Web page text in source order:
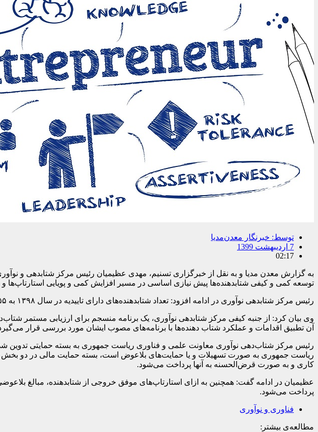
توسط: خبرنگار معدن‌مدیا
7 اردیبهشت 1399
02:17
توسعه کمی و کیفی شتابدهنده‌ها پیش نیازی اساسی در مسیر افزایش کمی و پویایی
رئیس مرکز شتابدهی نوآوری در ادامه افزود: تعداد شتابدهنده‌های دارای تاییدیه در سال ۱۳۹۸ به ۵۵ واحد افزایش یافت و امیدواریم این رقم در سال جاری با رشد بیشتری همراه باشد.
وی بیان کرد: از جنبه کیفی مرکز شتابدهی نوآوری، یک برنامه منسجم برای ارزیابی مستمر
آن تطبیق اقدامات و عملکرد شتاب دهنده‌ها با برنامه‌های مصوب ایشان مورد بررسی قرار
رئیس مرکز شتاب‌دهی نوآوری معاونت علمی و فناوری ریاست جمهوری به بسته حمایتی تدوین
ریاست جمهوری به صورت تسهیلات و یا حمایت‌های بلاعوض است، بسته حمایت مالی در دو
کاری و به صورت قرض‌الحسنه به آنها پرداخت می‌شود.
پرداخت می‌شود.
فناوری و نوآوری
مطالعه‌ی بیشتر: